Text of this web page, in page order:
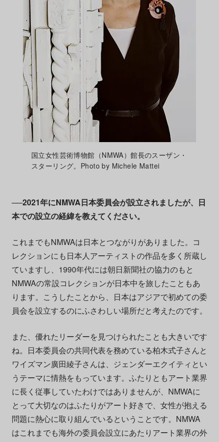
国立女性芸術博物館（NMWA）館長のスーザン・
スターリング。Photo by Michele Mattei
──2021年にNMWA日本委員会が設立されましたが、日
本での設立の経緯を教えてください。
これまでもNMWAは日本とつながりがありました。コ
レクションにも日本人アーティストの作品を多く所蔵し
ていますし、1990年代には朝日新聞社の協力のもと
NMWAの常設コレクションが日本中を旅したこともあ
ります。こうしたことから、日本はアジアで初めての委
員会を設立するのにふさわしい場所だと考えたのです。
また、優れたリーダーを見つけられたことも大きいです
ね。日本委員会の共同代表を務めている柏木式子さんと
ワイズマン廣田綾子さんは、ジェンダーエクイティとい
うテーマに情熱をもっています。ふたりともアート業界
に長く従事していたわけではありませんが、NMWAに
とって大切なのはふたりがアート好きで、女性が抱える
問題に熱心に取り組んでいるということです。NMWA
はこれまでも海外の委員会設立にあたりアート業界の外